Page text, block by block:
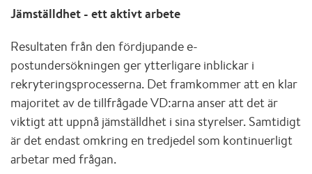
Jämställdhet - ett aktivt arbete
Resultaten från den fördjupande e-
postundersökningen ger ytterligare inblickar i
rekryteringsprocesserna. Det framkommer att en klar
majoritet av de tillfrågade VD:arna anser att det är
viktigt att uppnå jämställdhet i sina styrelser. Samtidigt
är det endast omkring en tredjedel som kontinuerligt
arbetar med frågan.